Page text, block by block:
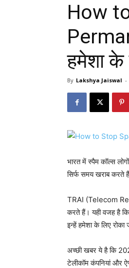
How
हमेशा के
By Lakshya Jaiswal -
भारत में स्पैम कॉल्स
सिर्फ समय खराब करते
TRAI (Telecom
करते हैं। यही वजह है
इन्हें हमेशा के लिए रोका
अच्छी खबर ये है कि
टेलीकॉम कंपनियां और